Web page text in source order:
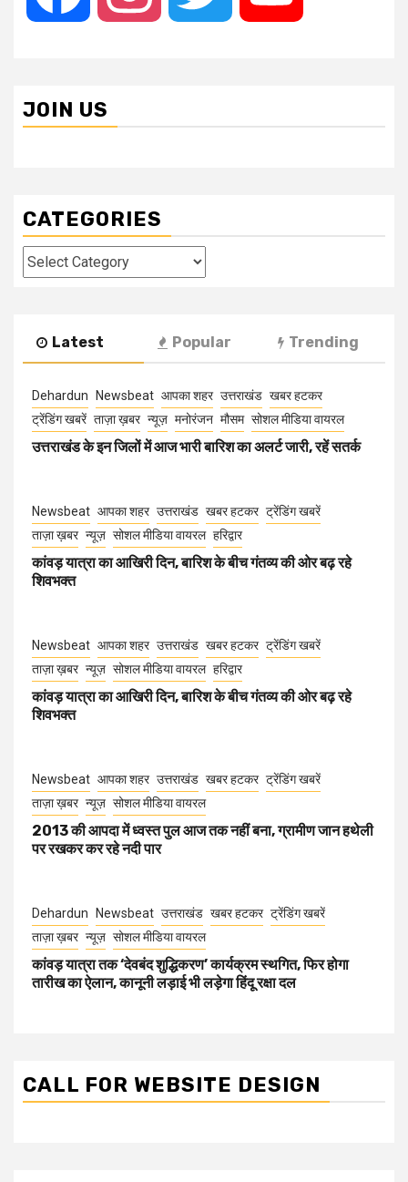
JOIN US
CATEGORIES
Categories
Latest Popular Trending
Dehardun Newsbeat आपका शहर उत्तराखंड खबर हटकर
ट्रेंडिंग खबरें ताज़ा ख़बर न्यूज़ मनोरंजन मौसम सोशल मीडिया वायरल
उत्तराखंड के इन जिलों में आज भारी बारिश का अलर्ट जारी, रहें सतर्क
Newsbeat आपका शहर उत्तराखंड खबर हटकर ट्रेंडिंग खबरें
ताज़ा ख़बर न्यूज़ सोशल मीडिया वायरल हरिद्वार
कांवड़ यात्रा का आखिरी दिन, बारिश के बीच गंतव्य की ओर बढ़ रहे
शिवभक्त
Newsbeat आपका शहर उत्तराखंड खबर हटकर ट्रेंडिंग खबरें
ताज़ा ख़बर न्यूज़ सोशल मीडिया वायरल हरिद्वार
कांवड़ यात्रा का आखिरी दिन, बारिश के बीच गंतव्य की ओर बढ़ रहे
शिवभक्त
Newsbeat आपका शहर उत्तराखंड खबर हटकर ट्रेंडिंग खबरें
ताज़ा ख़बर न्यूज़ सोशल मीडिया वायरल
2013 की आपदा में ध्वस्त पुल आज तक नहीं बना, ग्रामीण जान हथेली
पर रखकर कर रहे नदी पार
Dehardun Newsbeat उत्तराखंड खबर हटकर ट्रेंडिंग खबरें
ताज़ा ख़बर न्यूज़ सोशल मीडिया वायरल
कांवड़ यात्रा तक ‘देवबंद शुद्धिकरण’ कार्यक्रम स्थगित, फिर होगा
तारीख का ऐलान, कानूनी लड़ाई भी लड़ेगा हिंदू रक्षा दल
CALL FOR WEBSITE DESIGN